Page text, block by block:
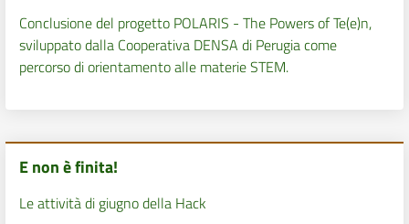
Conclusione del progetto POLARIS - The Powers of Te(e)n,
sviluppato dalla Cooperativa DENSA di Perugia come
percorso di orientamento alle materie STEM.
E non è finita!
Le attività di giugno della Hack